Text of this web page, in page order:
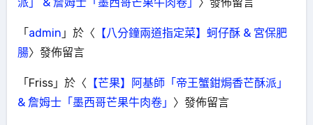
「admin 」於〈 【八分鐘兩道指定菜】蚵仔酥 & 宮保肥
腸〉發佈留言
「Friss」於〈 【芒果】阿基師「帝王蟹鉗焗香芒酥派」
& 詹姆士「墨西哥芒果牛肉卷」 〉發佈留言